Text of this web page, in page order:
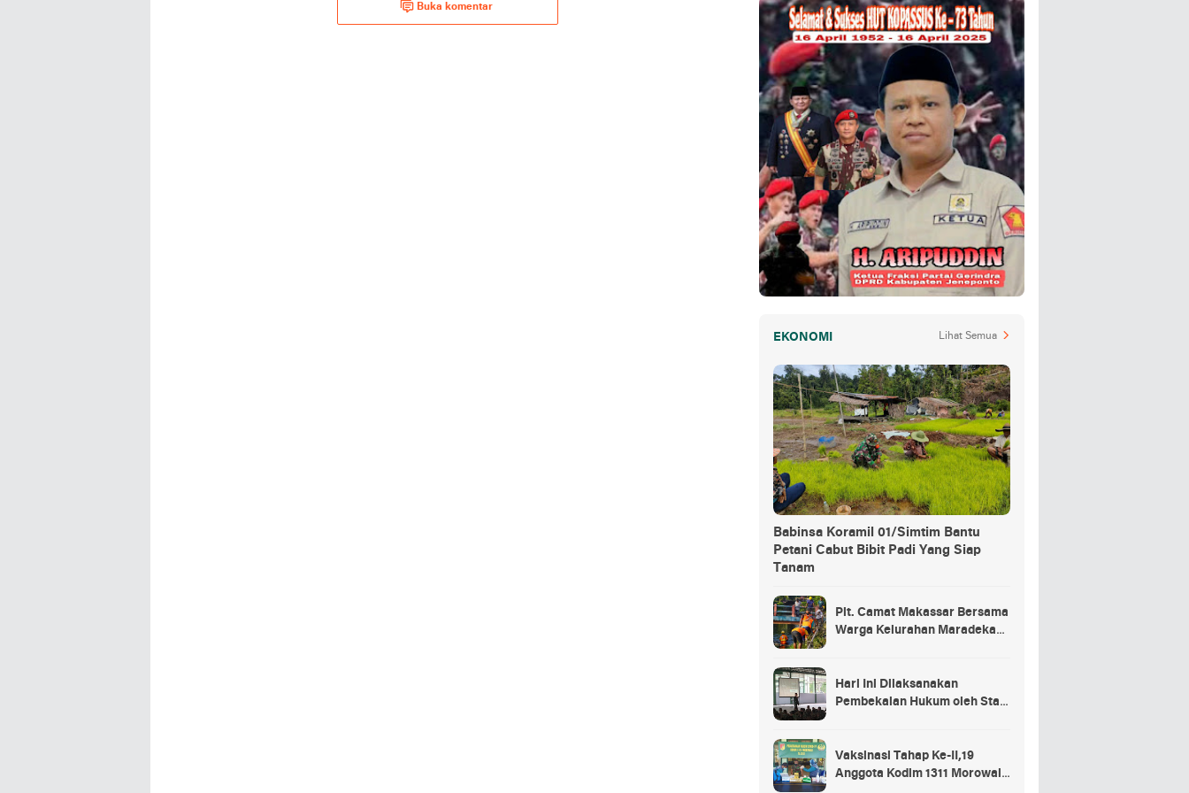
Buka komentar
EKONOMI Lihat Semua
Babinsa Koramil 01/Simtim Bantu
Petani Cabut Bibit Padi Yang Siap
Tanam
Plt. Camat Makassar Bersama
Warga Kelurahan Maradekaya
Hari Ini Dilaksanakan
Pembekalan Hukum oleh Staf
Kostrad
Vaksinasi Tahap Ke-II,19
Anggota Kodim 1311 Morowali